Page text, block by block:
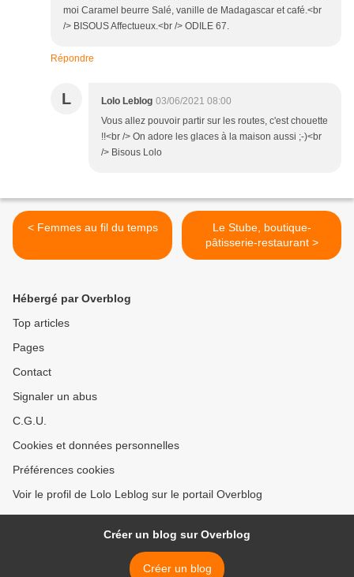
moi Caramel beurre Salé, vanille de Madagascar et café.<br
/> BISOUS Affectueux.<br /> ODILE 67.
Répondre
L Lolo Leblog 03/06/2021 08:00
Vous allez pouvoir partir sur les routes, c'est chouette
!!<br /> On adore les glaces à la maison aussi ;-)<br
/> Bisous Lolo
< Femmes au fil du temps
Le Stube, boutique-
pâtisserie-restaurant >
Hébergé par Overblog
Top articles
Pages
Contact
Signaler un abus
C.G.U.
Cookies et données personnelles
Préférences cookies
Voir le profil de Lolo Leblog sur le portail Overblog
Créer un blog sur Overblog
Créer un blog